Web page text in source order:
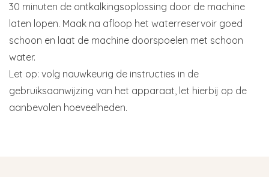
30 minuten de ontkalkingsoplossing door de machine
laten lopen. Maak na afloop het waterreservoir goed
schoon en laat de machine doorspoelen met schoon
water.
Let op: volg nauwkeurig de instructies in de
gebruiksaanwijzing van het apparaat, let hierbij op de
aanbevolen hoeveelheden.